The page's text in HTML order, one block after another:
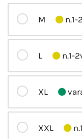
M n.1-
L n.1-
XL
XXL